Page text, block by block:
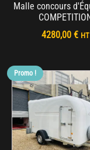
Malle concours
4280,00 € HT
Promo !